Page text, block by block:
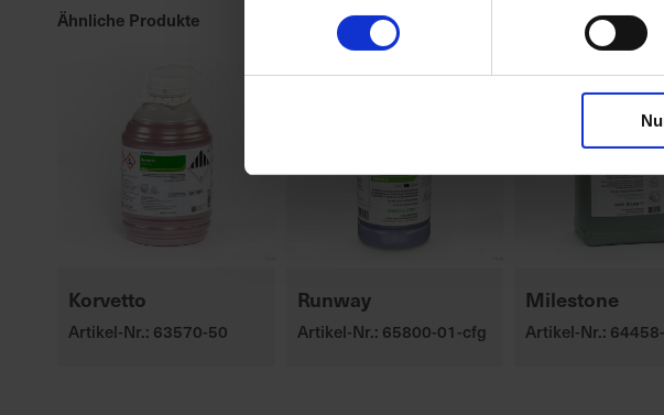
Ähnliche Produkte
Korvetto
Artikel-Nr.: 63570-50
Runway
Artikel-Nr.: 65800-01-cfg
Milestone
Artikel-Nr.: